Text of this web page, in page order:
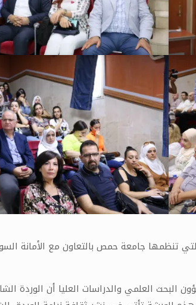
جامعة حمص بالتعاون مع الأمانة
العلمي والدراسات العليا أن الوردة